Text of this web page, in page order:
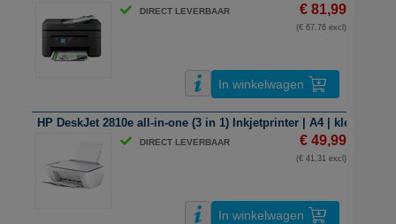
DIRECT LEVERBAAR € 81,99
(€ 67,76 excl)
In winkelwagen
HP DeskJet 2810e all-in-one (3 in 1) Inkjetprinter | A4 | kleur | wifi
DIRECT LEVERBAAR € 49,99
(€ 41,31 excl)
In winkelwagen